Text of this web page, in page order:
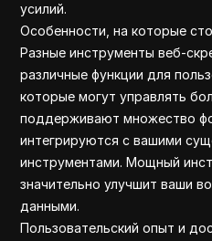
усилий.
Особенности, на которые
Разные инструменты веб-
различные функции для
которые могут управлять
поддерживают множество
интегрируются с вашими
инструментами. Мощный
значительно улучшит ваши
данными.
Пользовательский опыт и